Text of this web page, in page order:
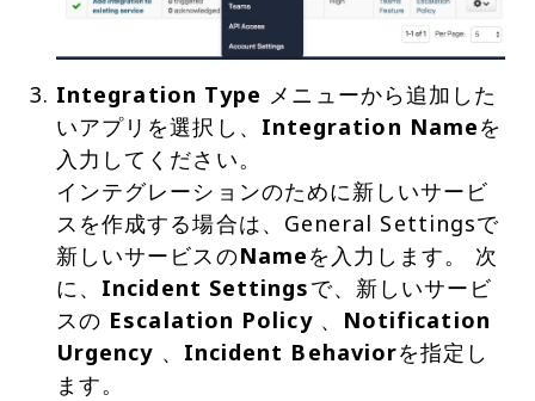
Integration Type メニューから追加した
いアプリを選択し、 Integration Nameを
入力してください。
インテグレーションのために新しいサービ
スを作成する場合は、General Settingsで
新しいサービスのNameを入力します。 次
に、 Incident Settingsで、新しいサービ
スの Escalation Policy、 Notification
Urgency 、 Incident Behaviorを指定し
ます。